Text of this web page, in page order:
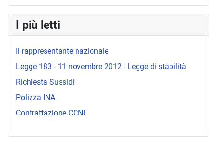
I più letti
Il rappresentante nazionale
Legge 183 - 11 novembre 2012 - Legge di stabilità
Richiesta Sussidi
Polizza INA
Contrattazione CCNL